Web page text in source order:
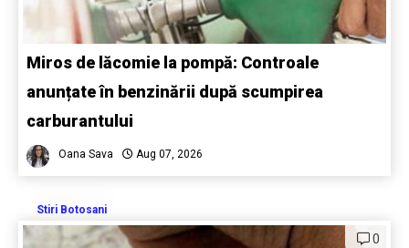
Miros de lăcomie la pompă: Controale
anunțate în benzinării după scumpirea
carburantului
Oana Sava Aug 07, 2026
Stiri Botosani
0